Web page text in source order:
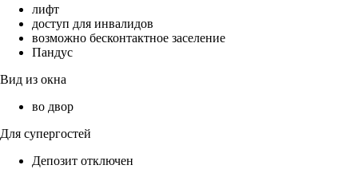
лифт
доступ для инвалидов
возможно бесконтактное заселение
Пандус
Вид из окна
во двор
Для супергостей
Депозит отключен